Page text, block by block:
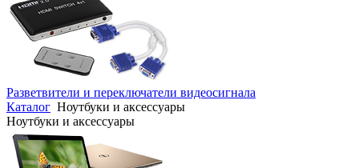
Разветвители и переключатели видеосигнала
Каталог Ноутбуки и аксессуары
Ноутбуки и аксессуары